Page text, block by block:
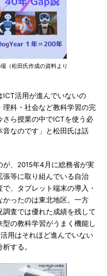
（松田氏作成の資料より
活用が進んでいないの
科・社会など教科学習の完
ら授業の中でICTを使う必
なのです」と松田氏は話
、2015年4月に総務省が実
等に取り組んでいる自治
、タブレット端末の導入・
ったのは東北地区。一方
査では優れた成績を残して
の教科学習がうまく機能し
用はそれほど進んでいない
する。